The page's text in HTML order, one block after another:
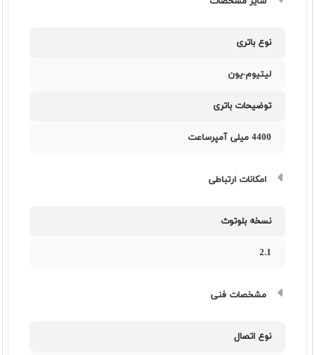
نوع باتری
لیتیوم-یون
توضیحات باتری
4400 میلی آمپرساعت
امکانات ارتباطی
نسخه بلوتوث
2.1
مشخصات فنی
نوع اتصال